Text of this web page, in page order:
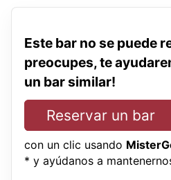
Este bar no se puede
preocupes, te
un bar similar!
Reservar un bar
con un clic usando
* y ayúdanos a